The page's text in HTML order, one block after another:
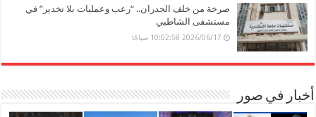
صرخة من خلف الجدران.. “رعب وعمليات بلا تخدير” في
مستشفى الشاطبي
2026/06/17 10:02:58 صباحًا
أخبار في صور